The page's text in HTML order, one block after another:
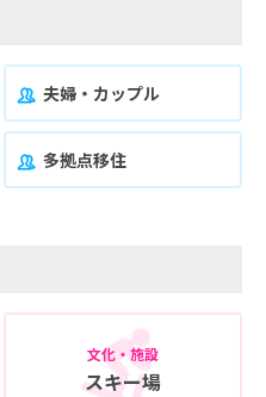
夫婦・カップル
多拠点移住
文化・施設
スキー場